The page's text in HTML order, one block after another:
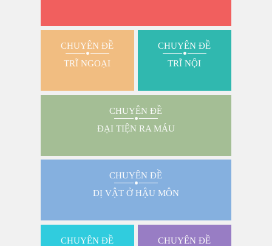
CHUYÊN ĐỀ
TRĨ NGOẠI
CHUYÊN ĐỀ
TRĨ NỘI
CHUYÊN ĐỀ
ĐẠI TIỆN RA MÁU
CHUYÊN ĐỀ
DỊ VẬT Ở HẬU MÔN
CHUYÊN ĐỀ
CHUYÊN ĐỀ